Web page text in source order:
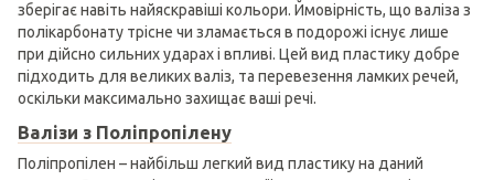
зберігає навіть найяскравіші кольори. Ймовірність, що валіза з
полікарбонату трісне чи зламається в подорожі існує лише
при дійсно сильних ударах і впливі. Цей вид пластику добре
підходить для великих валіз, та перевезення ламких речей,
оскільки максимально захищає ваші речі.
Валізи з Поліпропілену
Поліпропілен – найбільш легкий вид пластику на даний